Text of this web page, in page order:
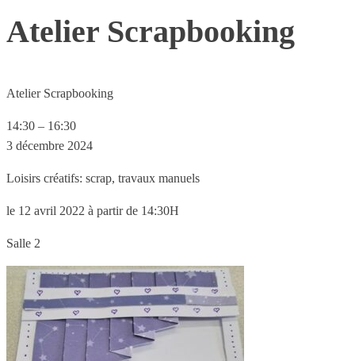
Atelier Scrapbooking
Atelier Scrapbooking
14:30 – 16:30
3 décembre 2024
Loisirs créatifs: scrap, travaux manuels
le 12 avril 2022 à partir de 14:30H
Salle 2